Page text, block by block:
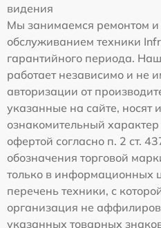
видения
Мы занимаемся ремонтом и
обслуживанием техники
гарантийного периода.
работает независимо и не
авторизации от
указанные на сайте, носят
ознакомительный
офертой согласно п. 2 ст.
обозначения торговой
только в информационных
перечень техники, с
организация не
указанных товарных